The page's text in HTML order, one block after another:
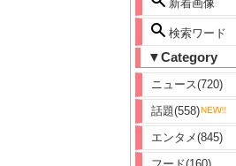
新着画像
検索ワード
▼Category
ニュース(720)
話題(558)
エンタメ(845)